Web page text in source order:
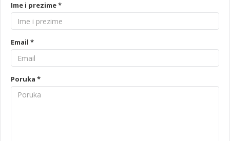
Ime i prezime *
Email *
Poruka *